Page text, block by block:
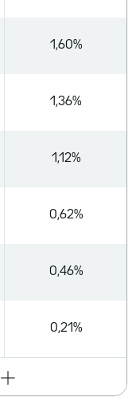
1,60%
1,36%
1,12%
0,62%
0,46%
0,21%